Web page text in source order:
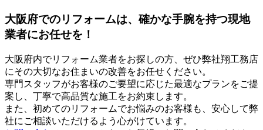
大阪府でのリフォームは、確かな手腕を持つ現地
業者にお任せを！
大阪府内でリフォーム業者をお探しの方、ぜひ弊社翔工務店
にその大切なお住まいの改善をお任せください。
専門スタッフがお客様のご要望に応じた最適なプランをご提
案し、丁寧で高品質な施工をお約束します。
また、初めてのリフォームでお悩みのお客様も、安心して弊
社にご相談いただけるよう心がけています。